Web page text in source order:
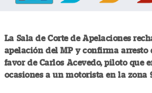
La Sala de Corte de Apelaciones
apelación del MP y confirma
favor de Carlos Acevedo, piloto que
ocasiones a un motorista en la zona